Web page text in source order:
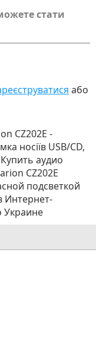
стати
або
CZ202E -
носіїв USB/CD,
аудио
CZ202E
подсветкой
Интернет-
Украине